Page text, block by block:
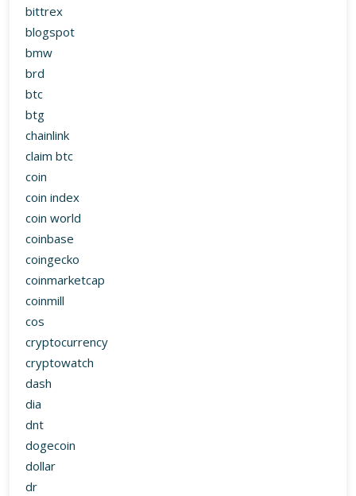
bittrex
blogspot
bmw
brd
btc
btg
chainlink
claim btc
coin
coin index
coin world
coinbase
coingecko
coinmarketcap
coinmill
cos
cryptocurrency
cryptowatch
dash
dia
dnt
dogecoin
dollar
dr